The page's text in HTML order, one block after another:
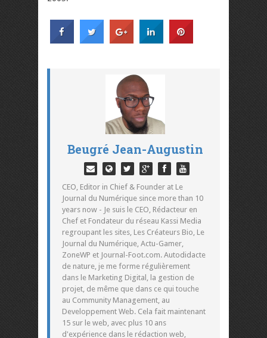
Beugré Jean-Augustin
CEO, Editor in Chief & Founder at Le
Journal du Numérique since more than 10
years now - Je suis le CEO, Rédacteur en
Chef et Fondateur du réseau Kassi Media
regroupant les sites, Les Créateurs Bio, Le
Journal du Numérique, Actu-Gamer,
ZoneWP et Journal-Foot.com. Autodidacte
de nature, je me forme régulièrement
dans le Marketing Digital, la gestion de
projet, de même que dans ce qui touche
au Community Management, au
Developpement Web. Cela fait maintenant
15 sur le web, avec plus 10 ans
d'expérience dans le rédaction web,